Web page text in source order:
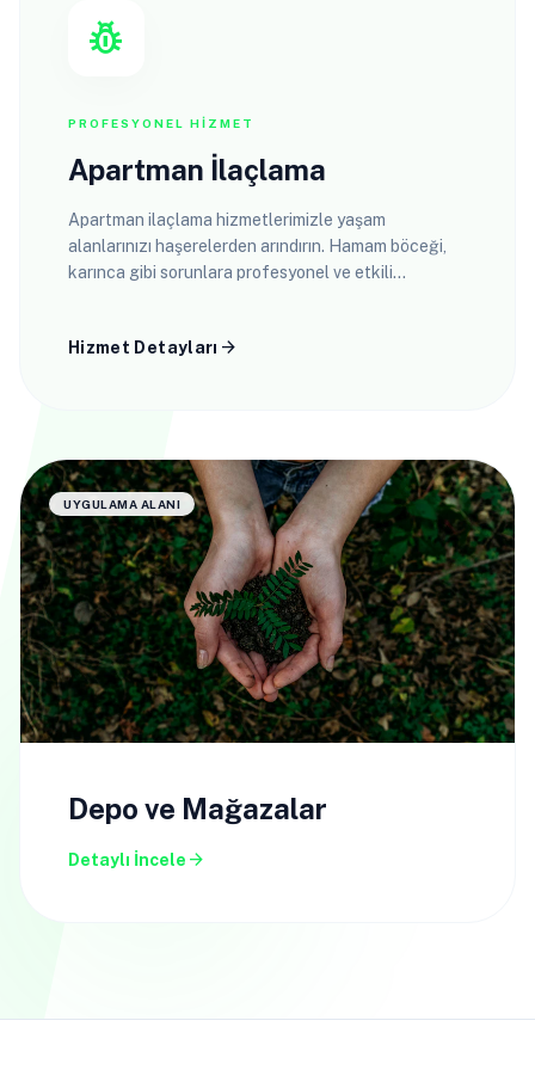
pest_control
PROFESYONEL HIZMET
Apartman İlaçlama
Apartman ilaçlama hizmetlerimizle yaşam
alanlarınızı haşerelerden arındırın. Hamam böceği,
karınca gibi sorunlara profesyonel ve etkili
Hizmet Detayları arrow_forward
UYGULAMA ALANI
Depo ve Mağazalar
Detaylı İncele arrow_forward